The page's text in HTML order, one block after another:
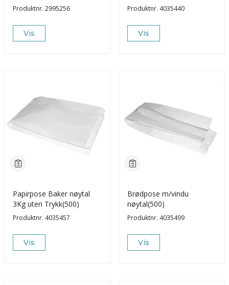
Produktnr. 2995256
Vis
Produktnr. 4035440
Vis
Papirpose Baker nøytal
3Kg uten Trykk(500)
Produktnr. 4035457
Vis
Brødpose m/vindu
nøytal(500)
Produktnr. 4035499
Vis